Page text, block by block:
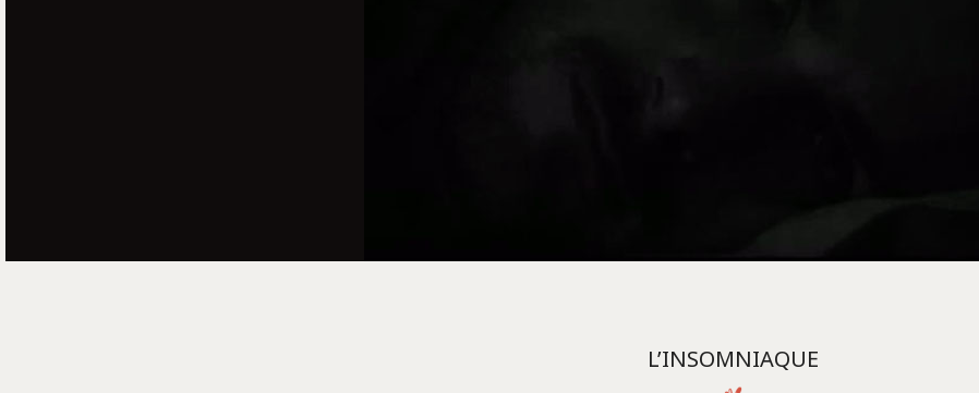
L’INSOMNIAQUE